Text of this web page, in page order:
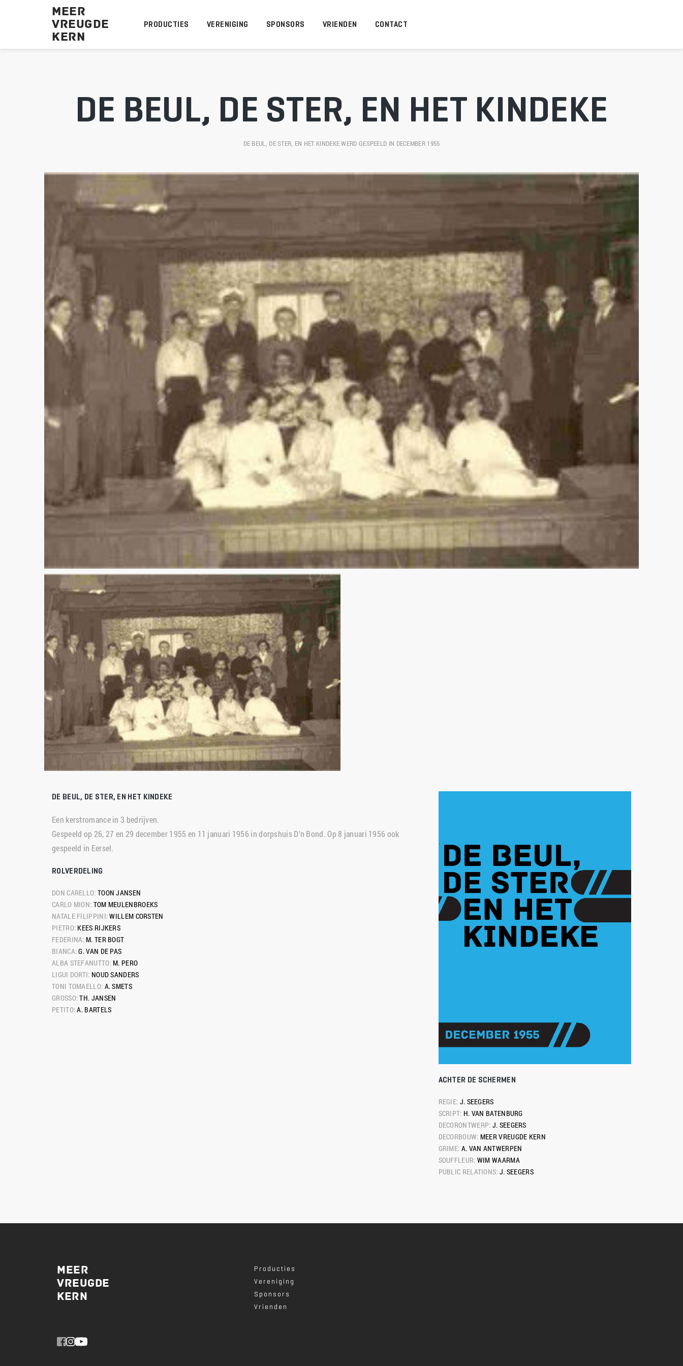
MEER
VREUGDE
KERN
PRODUCTIES VERENIGING SPONSORS VRIENDEN CONTACT
DE BEUL, DE STER, EN HET KINDEKE
DE BEUL, DE STER, EN HET KINDEKE WERD GESPEELD IN DECEMBER 1955
DE BEUL, DE STER, EN HET KINDEKE
Een kerstromance in 3 bedrijven.
Gespeeld op 26, 27 en 29 december 1955 en 11 januari 1956 in dorpshuis D’n Bond. Op 8 januari 1956 ook
gespeeld in Eersel.
ROLVERDELING
DON CARELLO: TOON JANSEN
CARLO MION: TOM MEULENBROEKS
NATALE FILIPPINI: WILLEM CORSTEN
PIETRO: KEES RIJKERS
FEDERINA: M. TER BOGT
BIANCA: G. VAN DE PAS
ALBA STEFANUTTO: M. PERO
LIGUI DORTI: NOUD SANDERS
TONI TOMAELLO: A. SMETS
GROSSO: TH. JANSEN
PETITO: A. BARTELS
ACHTER DE SCHERMEN
REGIE: J. SEEGERS
SCRIPT: H. VAN BATENBURG
DECORONTWERP: J. SEEGERS
DECORBOUW: MEER VREUGDE KERN
GRIME: A. VAN ANTWERPEN
SOUFFLEUR: WIM WAARMA
PUBLIC RELATIONS: J. SEEGERS
MEER
VREUGDE
KERN
Producties
Vereniging
Sponsors
Vrienden